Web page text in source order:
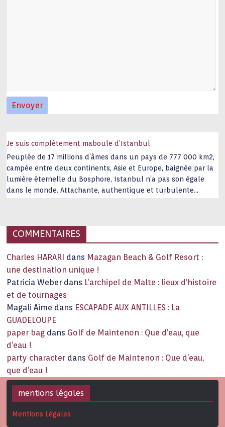
Je suis complètement maboule d’Istanbul
Peuplée de 17 millions d’âmes dans un pays de 777 000 km2,
campée entre deux continents, Asie et Europe, baignée par la
lumière éternelle du Bosphore, Istanbul n’a pas son égale
dans le monde. Attachante, authentique et turbulente
COMMENTAIRES
Charles HARARI dans Mazagan Beach & Golf Resort :
une destination unique !
Patricia Weber dans L’archipel de Malte : lieux d’histoire
et de tournages
Magali Aime dans ESCAPADE AUX ANTILLES : La
GUADELOUPE
paper bag dans Golf de Maintenon : Que d’eau, que
d’eau !
party character dans Golf de Maintenon : Que d’eau,
que d’eau !
mentions légales
Mentions Légales